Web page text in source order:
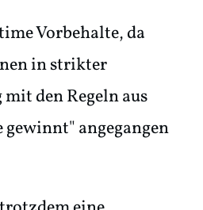
Vorbehalte, da
in strikter
den Regeln aus
gewinnt" angegangen